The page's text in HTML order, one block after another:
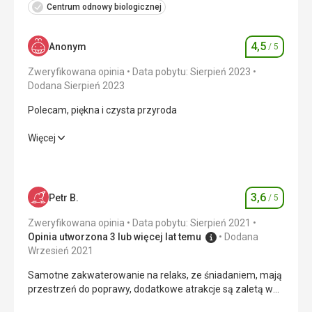
Centrum odnowy biologicznej
Anonym Ocena
4,5 / 5
Zweryfikowana opinia
Data pobytu: Sierpień 2023
Dodana Sierpień 2023
Polecam, piękna i czysta przyroda
Polecam, piękna i czysta przyroda
Zakwaterowanie 5,0/ 5
Okolica
Usługi
Cena 4,0/ 5
Więcej
Petr B. Ocena
3,6 / 5
Zweryfikowana opinia
Data pobytu: Sierpień 2021
Opinia utworzona 3 lub więcej lat temu
Dodana
Wrzesień 2021
Samotne zakwaterowanie na relaks, ze śniadaniem, mają
przestrzeń do poprawy, dodatkowe atrakcje są zaletą w